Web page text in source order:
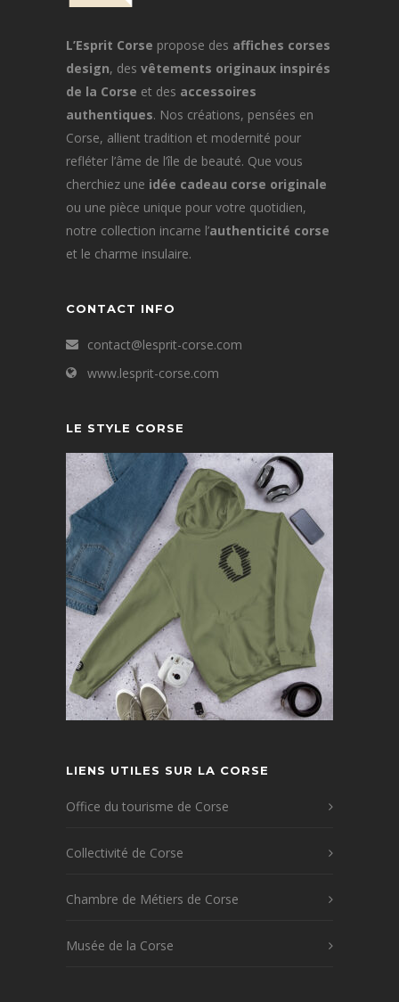
L’Esprit Corse propose des affiches corses
design, des vêtements originaux inspirés
de la Corse et des accessoires
authentiques. Nos créations, pensées en
Corse, allient tradition et modernité pour
refléter l’âme de l’île de beauté. Que vous
cherchiez une idée cadeau corse originale
ou une pièce unique pour votre quotidien,
notre collection incarne l’authenticité corse
et le charme insulaire.
CONTACT INFO
contact@lesprit-corse.com
www.lesprit-corse.com
LE STYLE CORSE
LIENS UTILES SUR LA CORSE
Office du tourisme de Corse
Collectivité de Corse
Chambre de Métiers de Corse
Musée de la Corse